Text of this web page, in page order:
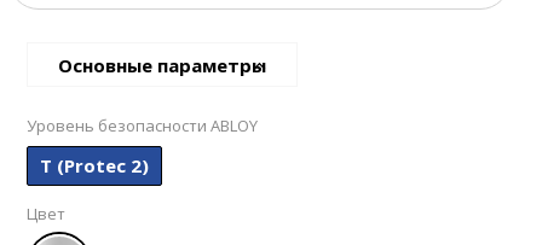
Основные параметры
Уровень безопасности ABLOY
T (Protec 2)
Цвет